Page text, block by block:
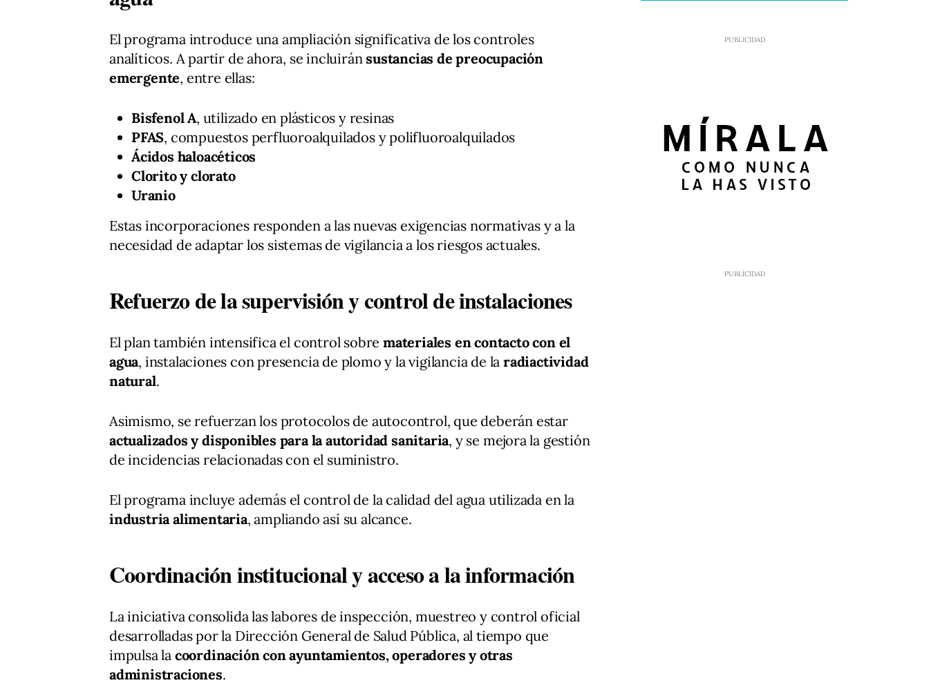
El programa introduce una ampliación significativa de los controles
analíticos. A partir de ahora, se incluiránsustancias de preocupación
emergente, entre ellas:
Bisfenol A, utilizado en plásticos y resinas
PFAS, compuestos perfluoroalquilados y polifluoroalquilados
Ácidos haloacéticos
Clorito y clorato
Uranio
Estas incorporaciones responden a las nuevas exigencias normativas y a la
necesidad de adaptar los sistemas de vigilancia a los riesgos actuales.
Refuerzo de la supervisión y control de instalaciones
El plan también intensifica el control sobre materiales en contacto con el
agua, instalaciones con presencia de plomo y la vigilancia de laradiactividad
natural.
Asimismo, se refuerzan los protocolos de autocontrol, que deberán estar
actualizados y disponibles para la autoridad sanitaria, y se mejora la gestión
de incidencias relacionadas con el suministro.
El programa incluye además el control de la calidad del agua utilizada en la
industria alimentaria, ampliando así su alcance.
Coordinación institucional y acceso a la información
La iniciativa consolida las labores de inspección, muestreo y control oficial
desarrolladas por la Dirección General de Salud Pública, al tiempo que
impulsa la coordinación con ayuntamientos, operadores y otras
administraciones.